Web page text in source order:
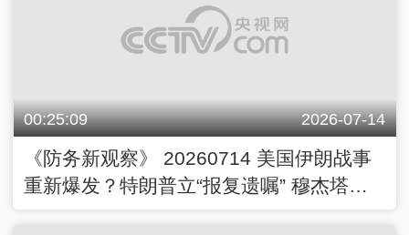
00:25:09 2026-07-14
《防务新观察》 20260714 美国伊朗战事
重新爆发？特朗普立“报复遗嘱” 穆杰塔巴